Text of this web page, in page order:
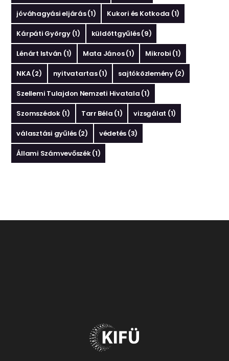
jóváhagyási eljárás(1) Kukori és Kotkoda (1)
Kárpáti György(1) küldöttgyűlés(9)
Lénárt István (1) Mata János(1) Mikrobi (1)
NKA(2) nyitvatartas(1) sajtóközlemény(2)
Szellemi Tulajdon Nemzeti Hivatala (1)
Szomszédok(1) Tarr Béla (1) vizsgálat (1)
választási gyűlés (2) védetés (3)
Állami Számvevőszék(1)